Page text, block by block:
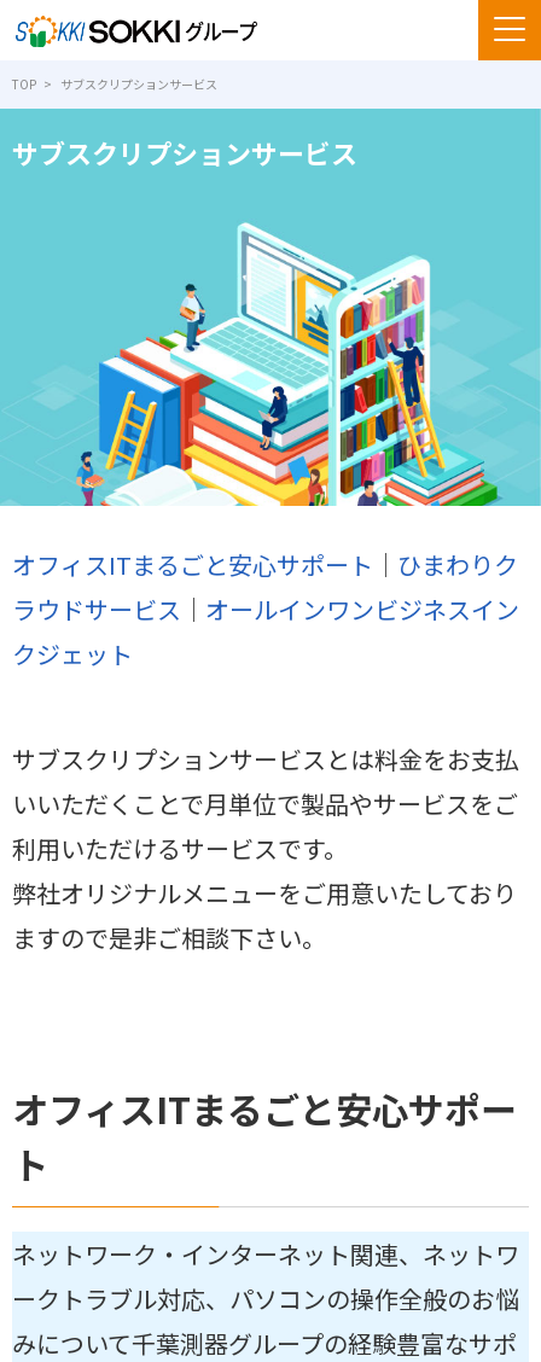
TOP サブスクリプションサービス
サブスクリプションサービス
オフィスITまるごと安心サポート │ ひまわりク
ラウドサービス │ オールインワンビジネスイン
クジェット
サブスクリプションサービスとは料金をお支払
いいただくことで月単位で製品やサービスをご
利用いただけるサービスです。
弊社オリジナルメニューをご用意いたしており
ますので是非ご相談下さい。
オフィスITまるごと安心サポー
ト
ネットワーク・インターネット関連、ネットワ
ークトラブル対応、パソコンの操作全般のお悩
みについて千葉測器グループの経験豊富なサポ